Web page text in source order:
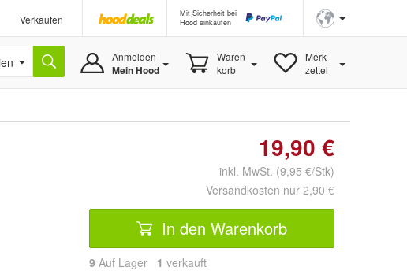
Verkaufen
Mit Sicherheit bei
Hood einkaufen
Anmelden
Mein Hood
Waren-
korb
Merk-
zettel
19,90 €
inkl. MwSt. (9,95 €/Stk)
Versandkosten nur 2,90 €
In den Warenkorb
9 Auf Lager 1 verkauft